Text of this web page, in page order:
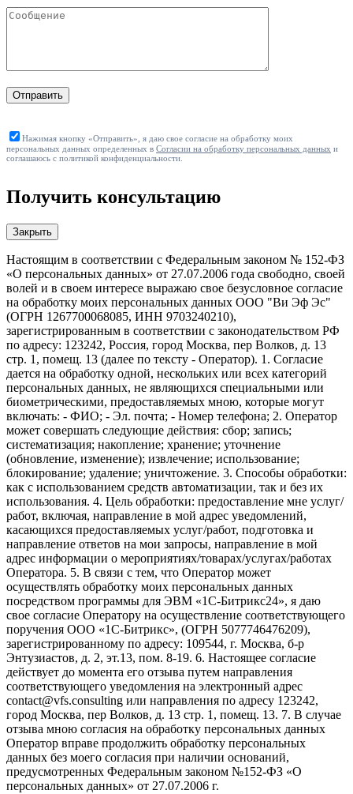
Отправить
Нажимая кнопку «Отправить», я даю свое согласие на обработку моих
персональных данных определенных в Согласии на обработку персональных данных и
соглашаюсь с политикой конфиденциальности.
Получить консультацию
Закрыть
Настоящим в соответствии с Федеральным законом № 152-ФЗ
«О персональных данных» от 27.07.2006 года свободно, своей
волей и в своем интересе выражаю свое безусловное согласие
на обработку моих персональных данных ООО "Ви Эф Эс"
(ОГРН 1267700068085, ИНН 9703240210),
зарегистрированным в соответствии с законодательством РФ
по адресу: 123242, Россия, город Москва, пер Волков, д. 13
стр. 1, помещ. 13 (далее по тексту - Оператор). 1. Согласие
дается на обработку одной, нескольких или всех категорий
персональных данных, не являющихся специальными или
биометрическими, предоставляемых мною, которые могут
включать: - ФИО; - Эл. почта; - Номер телефона; 2. Оператор
может совершать следующие действия: сбор; запись;
систематизация; накопление; хранение; уточнение
(обновление, изменение); извлечение; использование;
блокирование; удаление; уничтожение. 3. Способы обработки:
как с использованием средств автоматизации, так и без их
использования. 4. Цель обработки: предоставление мне услуг/
работ, включая, направление в мой адрес уведомлений,
касающихся предоставляемых услуг/работ, подготовка и
направление ответов на мои запросы, направление в мой
адрес информации о мероприятиях/товарах/услугах/работах
Оператора. 5. В связи с тем, что Оператор может
осуществлять обработку моих персональных данных
посредством программы для ЭВМ «1С-Битрикс24», я даю
свое согласие Оператору на осуществление соответствующего
поручения ООО «1С-Битрикс», (ОГРН 5077746476209),
зарегистрированному по адресу: 109544, г. Москва, б-р
Энтузиастов, д. 2, эт.13, пом. 8-19. 6. Настоящее согласие
действует до момента его отзыва путем направления
соответствующего уведомления на электронный адрес
contact@vfs.consulting или направления по адресу 123242,
город Москва, пер Волков, д. 13 стр. 1, помещ. 13. 7. В случае
отзыва мною согласия на обработку персональных данных
Оператор вправе продолжить обработку персональных
данных без моего согласия при наличии оснований,
предусмотренных Федеральным законом №152-ФЗ «О
персональных данных» от 27.07.2006 г.